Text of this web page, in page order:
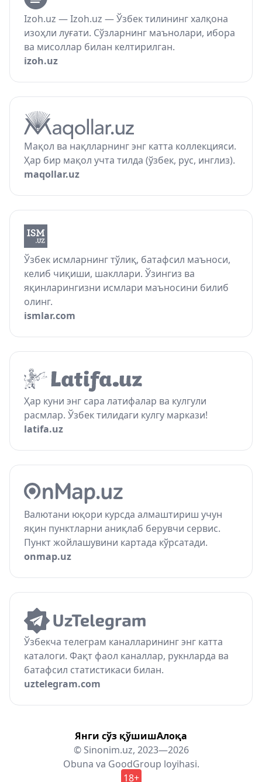
Izoh.uz — Izoh.uz — Ўзбек тилининг халқона
изоҳли луғати. Сўзларнинг маънолари, ибора
ва мисоллар билан келтирилган.
izoh.uz
Мақол ва нақлларнинг энг катта коллекцияси.
Ҳар бир мақол учта тилда (ўзбек, рус, инглиз).
maqollar.uz
Ўзбек исмларнинг тўлиқ, батафсил маъноси,
келиб чиқиши, шакллари. Ўзингиз ва
яқинларингизни исмлари маъносини билиб
олинг.
ismlar.com
Ҳар куни энг сара латифалар ва кулгули
расмлар. Ўзбек тилидаги кулгу маркази!
latifa.uz
Валютани юқори курсда алмаштириш учун
яқин пунктларни аниқлаб берувчи сервис.
Пункт жойлашувини картада кўрсатади.
onmap.uz
Ўзбекча телеграм каналларининг энг катта
каталоги. Фақт фаол каналлар, рукнларда ва
батафсил статистикаси билан.
uztelegram.com
Янги сўз қўшишАлоқа
© Sinonim.uz, 2023—2026
Obuna va GoodGroup loyihasi.
18+